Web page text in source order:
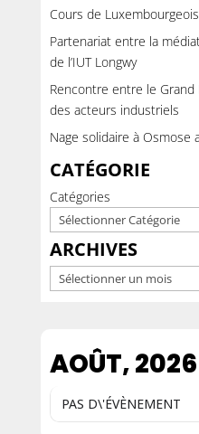
Cours de
Partenariat entre la
de l’IUT Longwy
Rencontre entre le Grand
des acteurs industriels
Nage solidaire à Osmose
CATÉGORIE
Catégories
ARCHIVES
Archives
AOÛT, 2026
PAS D\'ÉVÈNEMENT